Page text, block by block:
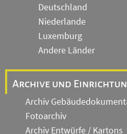
Deutschland
Niederlande
Luxemburg
Andere Länder
Archive und
Archiv
Fotoarchiv
Archiv Entwürfe / Kartons